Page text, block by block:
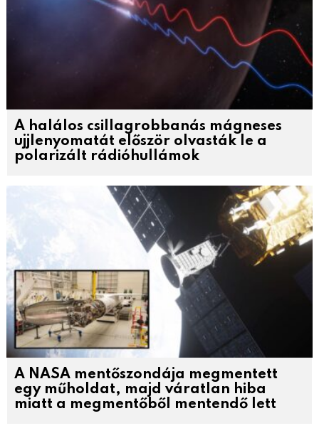
A halálos csillagrobbanás mágneses
ujjlenyomatát először olvasták le a
polarizált rádióhullámok
A NASA mentőszondája megmentett
egy műholdat, majd váratlan hiba
miatt a megmentőből mentendő lett